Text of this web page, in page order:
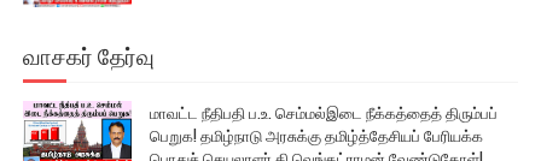
வாசகர் தேர்வு
மாவட்ட நீதிபதி ப.உ. செம்மல்இடை நீக்கத்தைத் திரும்பப்
பெறுக! தமிழ்நாடு அரசுக்கு தமிழ்த்தேசியப் பேரியக்க